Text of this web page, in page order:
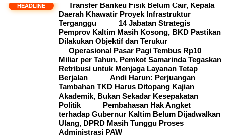
HEADLINE
Transfer Bankeu Fisik Belum Cair, Kepala
Daerah Khawatir Proyek Infrastruktur
Terganggu
14 Jabatan Strategis
Pemprov Kaltim Masih Kosong, BKD Pastikan
Dilakukan Objektif dan Terukur
Operasional Pasar Pagi Tembus Rp10
Miliar per Tahun, Pemkot Samarinda Tegaskan
Retribusi untuk Menjaga Layanan Tetap
Berjalan
Andi Harun: Perjuangan
Tambahan TKD Harus Ditopang Kajian
Akademik, Bukan Sekadar Kesepakatan
Politik
Pembahasan Hak Angket
terhadap Gubernur Kaltim Belum Dijadwalkan
Ulang, DPRD Masih Tunggu Proses
Administrasi PAW